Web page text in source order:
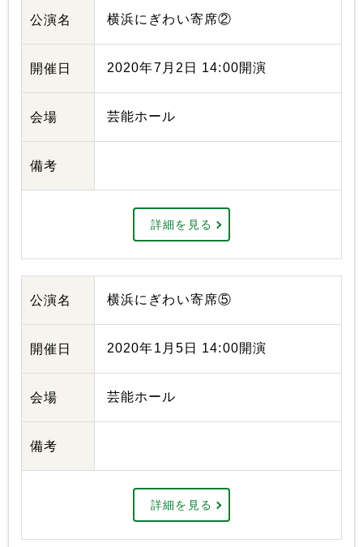
公演名 横浜にぎわい寄席②
開催日 2020年7月2日 14:00開演
会場 芸能ホール
備考
詳細を見る
公演名 横浜にぎわい寄席⑤
開催日 2020年1月5日 14:00開演
会場 芸能ホール
備考
詳細を見る